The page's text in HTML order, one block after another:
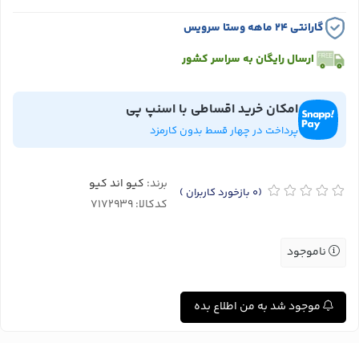
گارانتی ۲۴ ماهه وستا سرویس
ارسال رایگان به سراسر کشور
امکان خرید اقساطی با اسنپ پی
پرداخت در چهار قسط بدون کارمزد
(0 بازخورد کاربران ) برند: کیو اند کیو
کدکالا:
ناموجود
موجود شد به من اطلاع بده